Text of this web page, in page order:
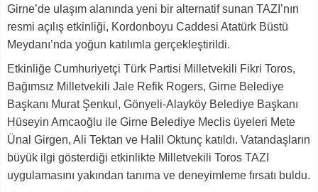
Girne’de ulaşım alanında yeni bir alternatif sunan TAZI’nın
resmi açılış etkinliği, Kordonboyu Caddesi Atatürk Büstü
Meydanı’nda yoğun katılımla gerçekleştirildi.
Etkinliğe Cumhuriyetçi Türk Partisi Milletvekili Fikri Toros,
Bağımsız Milletvekili Jale Refik Rogers, Girne Belediye
Başkanı Murat Şenkul, Gönyeli-Alayköy Belediye Başkanı
Hüseyin Amcaoğlu ile Girne Belediye Meclis üyeleri Mete
Ünal Girgen, Ali Tektan ve Halil Oktunç katıldı. Vatandaşların
büyük ilgi gösterdiği etkinlikte Milletvekili Toros TAZI
uygulamasını yakından tanıma ve deneyimleme fırsatı buldu.